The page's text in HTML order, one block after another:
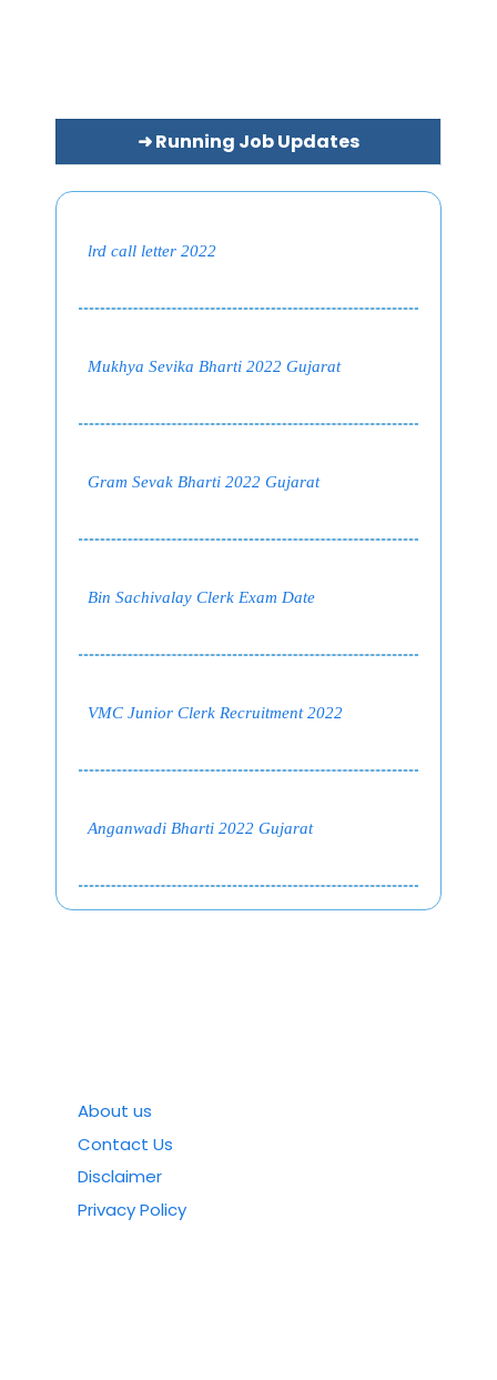
➜ Running Job Updates
lrd call letter 2022
Mukhya Sevika Bharti 2022 Gujarat
Gram Sevak Bharti 2022 Gujarat
Bin Sachivalay Clerk Exam Date
VMC Junior Clerk Recruitment 2022
Anganwadi Bharti 2022 Gujarat
About us
Contact Us
Disclaimer
Privacy Policy